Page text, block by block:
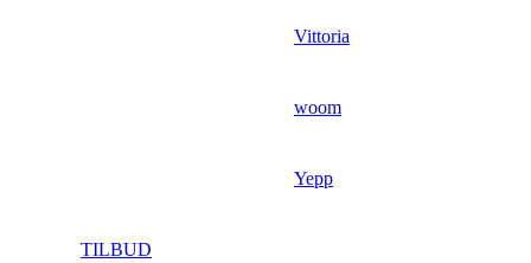
Vittoria
woom
Yepp
TILBUD